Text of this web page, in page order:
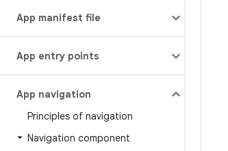
App manifest file
App entry points
App navigation
Principles of navigation
Navigation component